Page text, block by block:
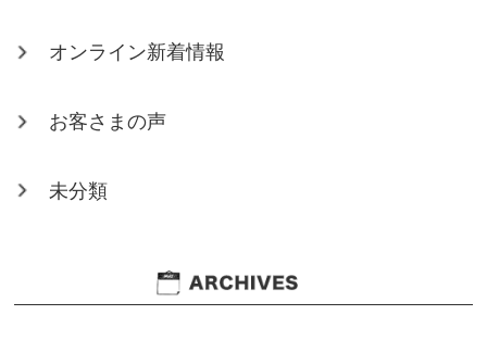
オンライン新着情報
お客さまの声
未分類